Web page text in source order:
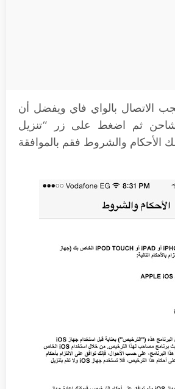
الاتصال بالواي فاي ويفضل أن
ثم اضغط على زر “تنزيل
الأحكام والشروط فقم بالموافقة